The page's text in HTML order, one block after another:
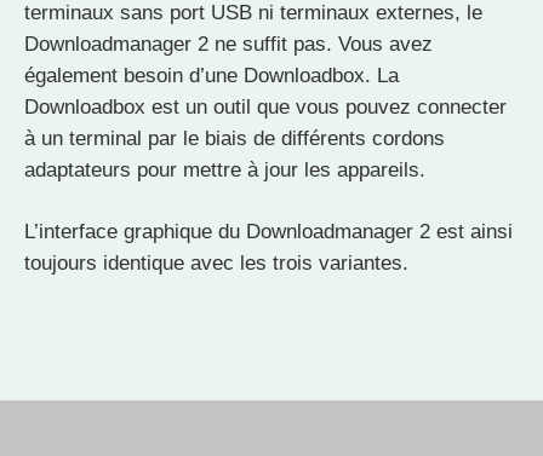
terminaux sans port USB ni terminaux externes, le
Downloadmanager 2 ne suffit pas. Vous avez
également besoin d’une Downloadbox. La
Downloadbox est un outil que vous pouvez connecter
à un terminal par le biais de différents cordons
adaptateurs pour mettre à jour les appareils.
L’interface graphique du Downloadmanager 2 est ainsi
toujours identique avec les trois variantes.